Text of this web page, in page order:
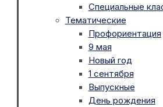
Специальные
Тематические
Профориентация
9 мая
Новый год
1 сентября
Выпускные
День рождения